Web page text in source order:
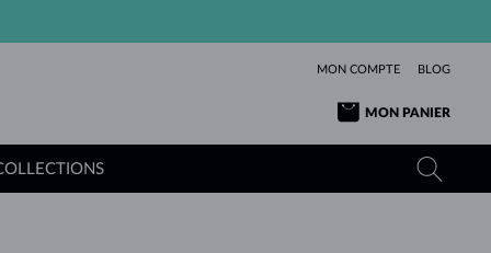
MON COMPTE BLOG
MON PANIER